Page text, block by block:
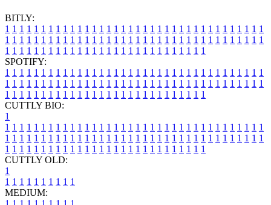
BITLY:
1 1 1 1 1 1 1 1 1 1 1 1 1 1 1 1 1 1 1 1 1 1 1 1 1 1 1 1 1 1 1 1 1 1 1 1
1 1 1 1 1 1 1 1 1 1 1 1 1 1 1 1 1 1 1 1 1 1 1 1 1 1 1 1 1 1 1 1 1 1 1 1
1 1 1 1 1 1 1 1 1 1 1 1 1 1 1 1 1 1 1 1 1 1 1 1 1 1 1 1
SPOTIFY:
1 1 1 1 1 1 1 1 1 1 1 1 1 1 1 1 1 1 1 1 1 1 1 1 1 1 1 1 1 1 1 1 1 1 1 1
1 1 1 1 1 1 1 1 1 1 1 1 1 1 1 1 1 1 1 1 1 1 1 1 1 1 1 1 1 1 1 1 1 1 1 1
1 1 1 1 1 1 1 1 1 1 1 1 1 1 1 1 1 1 1 1 1 1 1 1 1 1 1 1
CUTTLY BIO:
1
1 1 1 1 1 1 1 1 1 1 1 1 1 1 1 1 1 1 1 1 1 1 1 1 1 1 1 1 1 1 1 1 1 1 1 1
1 1 1 1 1 1 1 1 1 1 1 1 1 1 1 1 1 1 1 1 1 1 1 1 1 1 1 1 1 1 1 1 1 1 1 1
1 1 1 1 1 1 1 1 1 1 1 1 1 1 1 1 1 1 1 1 1 1 1 1 1 1 1 1
CUTTLY OLD:
1
1 1 1 1 1 1 1 1 1 1
MEDIUM: